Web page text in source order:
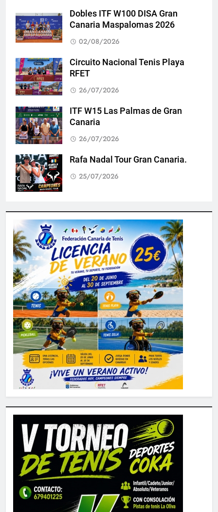
Dobles ITF W100 DISA Gran
Canaria Maspalomas 2026
02/08/2026
Circuito Nacional Tenis Playa
RFET
26/07/2026
ITF W15 Las Palmas de Gran
Canaria
26/07/2026
Rafa Nadal Tour Gran Canaria.
25/07/2026